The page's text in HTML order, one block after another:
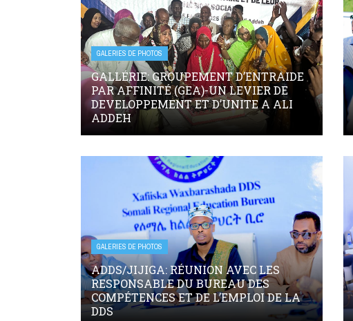
GALERIES DE PHOTOS
GALLÉRIE: GROUPEMENT D’ENTRAIDE
PAR AFFINITÉ (GEA)-UN LEVIER DE
DEVELOPPEMENT ET D’UNITE A ALI
ADDEH
GALERIES DE PHOTOS
ADDS/JIJIGA: RÉUNION AVEC LES
RESPONSABLE DU BUREAU DES
COMPÉTENCES ET DE L’EMPLOI DE LA
DDS